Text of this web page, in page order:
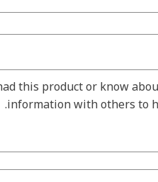
this product or know
information with others to